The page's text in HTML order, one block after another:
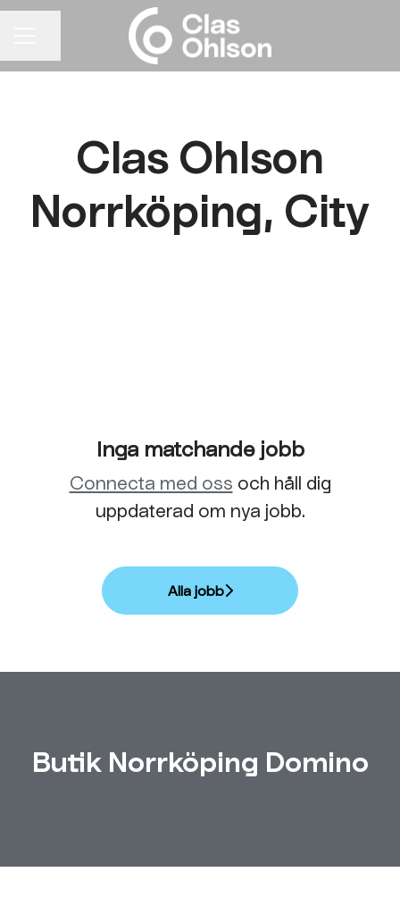
Clas Ohlson
Norrköping, City
Inga matchande jobb
Connecta med oss och håll dig
uppdaterad om nya jobb.
Alla jobb
Butik Norrköping Domino